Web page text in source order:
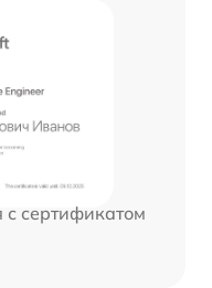
сертификатом